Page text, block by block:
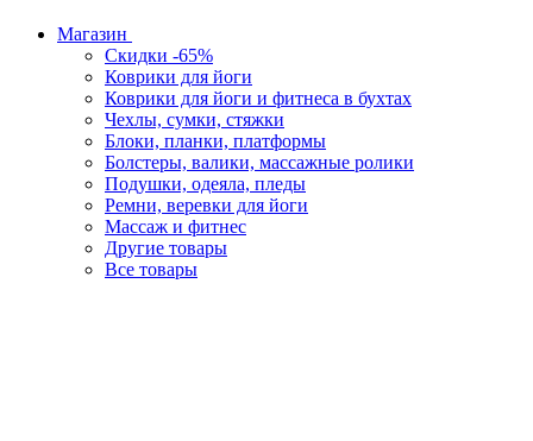
Магазин
Скидки -65%
Коврики для йоги
Коврики для йоги и фитнеса в бухтах
Чехлы, сумки, стяжки
Блоки, планки, платформы
Болстеры, валики, массажные ролики
Подушки, одеяла, пледы
Ремни, веревки для йоги
Массаж и фитнес
Другие товары
Все товары